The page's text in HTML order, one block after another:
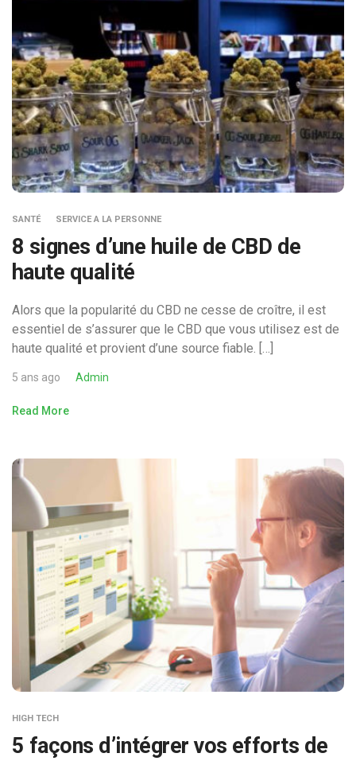
SANTÉ SERVICE A LA PERSONNE
8 signes d’une huile de CBD de
haute qualité
Alors que la popularité du CBD ne cesse de croître, il est
essentiel de s’assurer que le CBD que vous utilisez est de
haute qualité et provient d’une source fiable. […]
5 ans ago Admin
Read More
HIGH TECH
5 façons d’intégrer vos efforts de